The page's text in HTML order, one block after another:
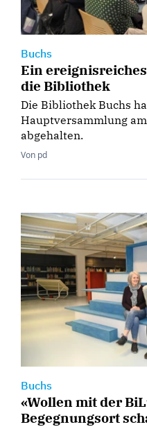
Buchs
Ein
die Bibliothek
Die Bibliothek Buchs
Hauptversammlung
abgehalten.
Von pd
Buchs
«Wollen mit der
Begegnungsort